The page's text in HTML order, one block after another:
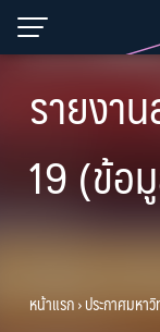
Skip
รายงา
19 (ข้อ
หน้าแรก›ประกาศมหา